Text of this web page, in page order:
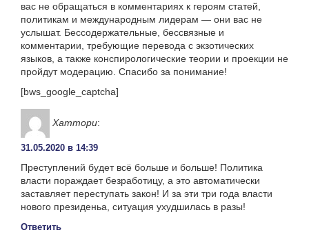
вас не обращаться в комментариях к героям статей,
политикам и международным лидерам — они вас не
услышат. Бессодержательные, бессвязные и
комментарии, требующие перевода с экзотических
языков, а также конспирологические теории и проекции не
пройдут модерацию. Спасибо за понимание!
[bws_google_captcha]
Хаттори:
31.05.2020 в 14:39
Преступлений будет всё больше и больше! Политика
власти пораждает безработицу, а это автоматически
заставляет переступать закон! И за эти три года власти
нового президеньа, ситуация ухудшилась в разы!
Ответить